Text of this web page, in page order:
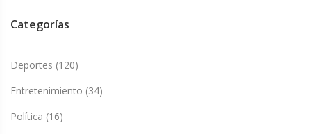
Categorías
Deportes (120)
Entretenimiento (34)
Política (16)